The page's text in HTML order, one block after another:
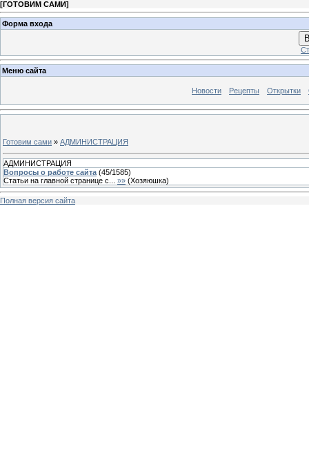
[ГОТОВИМ САМИ]
Форма входа
Меню сайта
Новости Рецепты Открытки
Готовим сами » АДМИНИСТРАЦИЯ
АДМИНИСТРАЦИЯ
Вопросы о работе сайта (45/1585)
Статьи на главной странице с...
»» (Хозяюшка)
Полная версия сайта